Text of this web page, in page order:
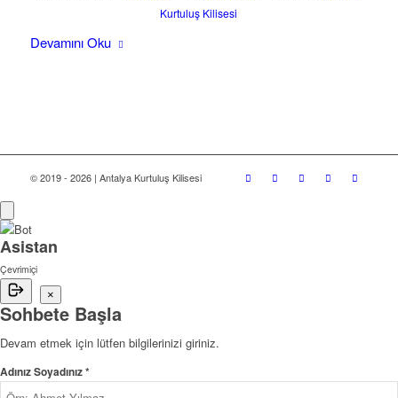
Kurtuluş Kilisesi
Devamını Oku
© 2019 - 2026 | Antalya Kurtuluş Kilisesi
Asistan
Çevrimiçi
×
Sohbete Başla
Devam etmek için lütfen bilgilerinizi giriniz.
Adınız Soyadınız *